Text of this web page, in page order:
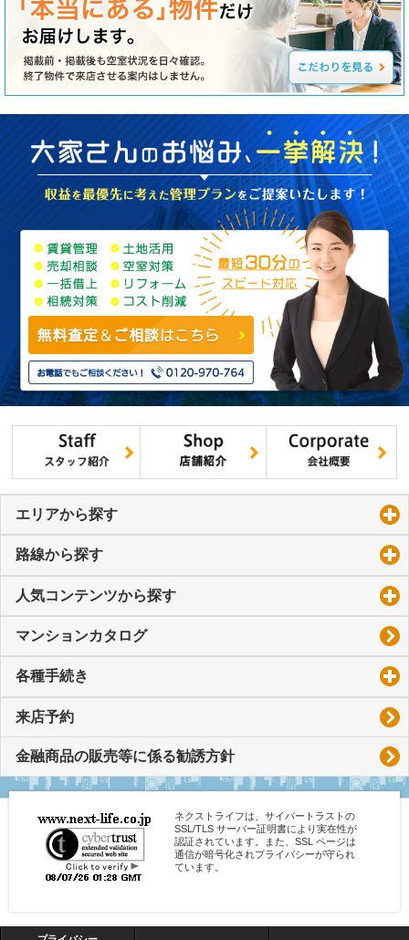
エリアから探す
路線から探す
人気コンテンツから探す
マンションカタログ
各種手続き
来店予約
金融商品の販売等に係る勧誘方針
ネクストライフは、サイバートラストの
SSL/TLS サーバー証明書により実在性が
認証されています。また、SSL ページは
通信が暗号化されプライバシーが守られ
ています。